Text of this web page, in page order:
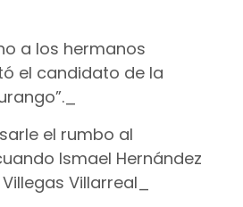
a los hermanos
el candidato de la
el rumbo al
Ismael Hernández
Villarreal_